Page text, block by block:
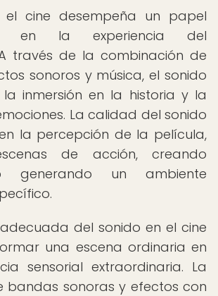
el cine desempeña un papel
en la experiencia del
través de la combinación de
sonoros y música, el sonido
inmersión en la historia y la
La calidad del sonido
la percepción de la película,
de acción, creando
generando un ambiente
del sonido en el cine
una escena ordinaria en
sensorial extraordinaria. La
bandas sonoras y efectos con